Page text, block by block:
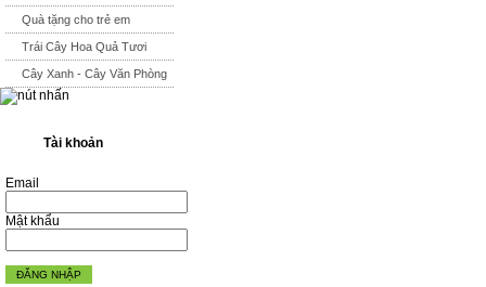
Quà tặng cho trẻ em
Trái Cây Hoa Quả Tươi
Cây Xanh - Cây Văn Phòng
Tài khoản
Email
Mật khẩu
ĐĂNG NHẬP